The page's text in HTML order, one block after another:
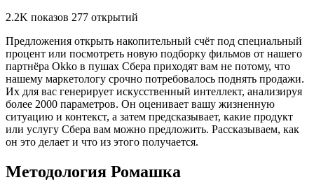
2.2K показов 277 открытий
Предложения открыть накопительный счёт под специальный
процент или посмотреть новую подборку фильмов от нашего
партнёра Okko в пушах Сбера приходят вам не потому, что
нашему маркетологу срочно потребовалось поднять продажи.
Их для вас генерирует искусственный интеллект, анализируя
более 2000 параметров. Он оценивает вашу жизненную
ситуацию и контекст, а затем предсказывает, какие продукт
или услугу Сбера вам можно предложить. Рассказываем, как
он это делает и что из этого получается.
Методология Ромашка